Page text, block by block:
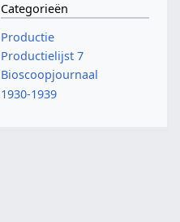
Categorieën
Productie
Productielijst 7
Bioscoopjournaal
1930-1939